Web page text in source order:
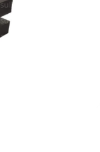
Ventosas